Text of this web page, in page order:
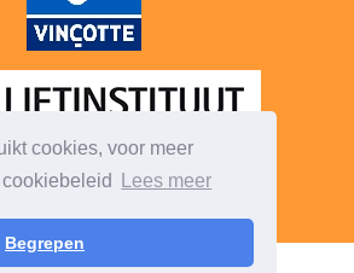
cookies, voor meer
Lees meer
Begrepen
- Mh-PartyVerhuur